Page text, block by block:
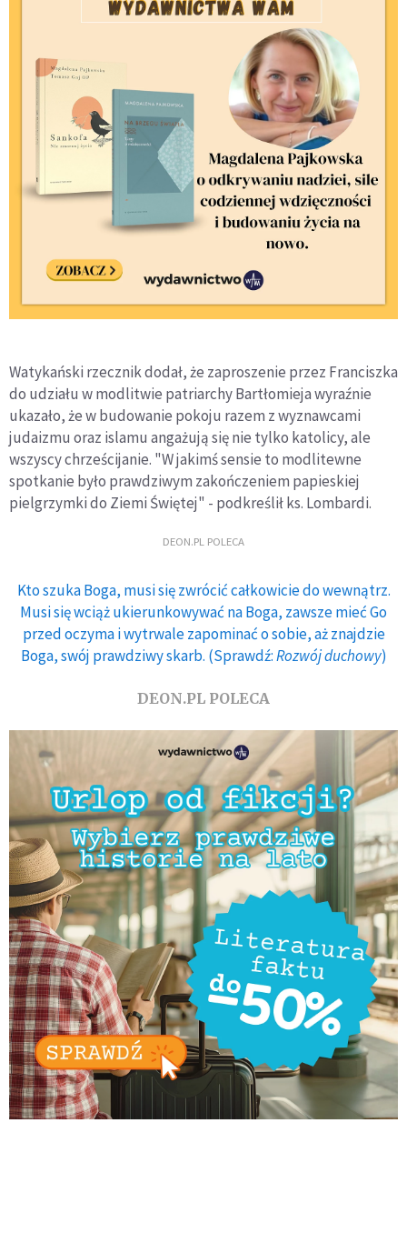
Watykański rzecznik dodał, że zaproszenie przez Franciszka
do udziału w modlitwie patriarchy Bartłomieja wyraźnie
ukazało, że w budowanie pokoju razem z wyznawcami
judaizmu oraz islamu angażują się nie tylko katolicy, ale
wszyscy chrześcijanie. "W jakimś sensie to modlitewne
spotkanie było prawdziwym zakończeniem papieskiej
pielgrzymki do Ziemi Świętej" - podkreślił ks. Lombardi.
DEON.PL POLECA
Kto szuka Boga, musi się zwrócić całkowicie do wewnątrz.
Musi się wciąż ukierunkowywać na Boga, zawsze mieć Go
przed oczyma i wytrwale zapominać o sobie, aż znajdzie
Boga, swój prawdziwy skarb. (Sprawdź:Rozwój duchowy)
DEON.PL POLECA